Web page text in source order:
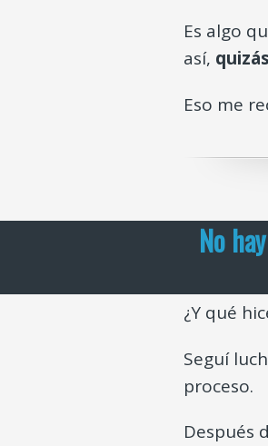
Es algo
así,
Eso me
No
¿Y qué
Seguí
proceso.
Después